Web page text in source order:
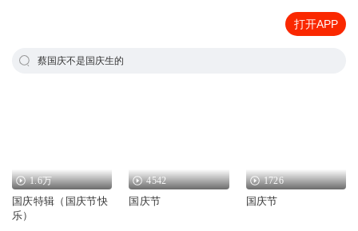
打开APP
蔡国庆不是国庆生的
1.6万
国庆特辑（国庆节快
乐）
4542
国庆节
1726
国庆节